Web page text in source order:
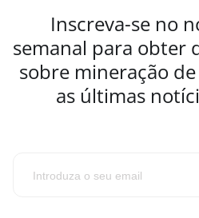
Inscreva-se no
semanal para obter
sobre mineração
as últimas